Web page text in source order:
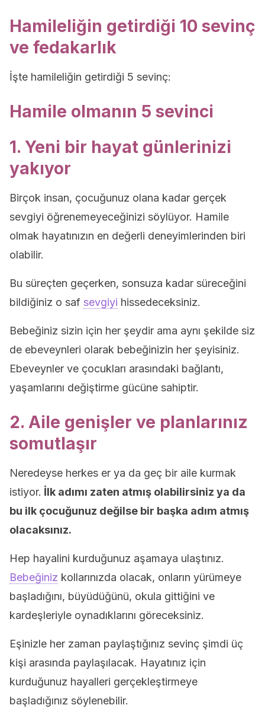
Hamileliğin getirdiği 10 sevinç
ve fedakarlık
İşte hamileliğin getirdiği 5 sevinç:
Hamile olmanın 5 sevinci
1. Yeni bir hayat günlerinizi
yakıyor
Birçok insan, çocuğunuz olana kadar gerçek
sevgiyi öğrenemeyeceğinizi söylüyor. Hamile
olmak hayatınızın en değerli deneyimlerinden biri
olabilir.
Bu süreçten geçerken, sonsuza kadar süreceğini
bildiğiniz o saf sevgiyi hissedeceksiniz.
Bebeğiniz sizin için her şeydir ama aynı şekilde siz
de ebeveynleri olarak bebeğinizin her şeyisiniz.
Ebeveynler ve çocukları arasındaki bağlantı,
yaşamlarını değiştirme gücüne sahiptir.
2. Aile genişler ve planlarınız
somutlaşır
Neredeyse herkes er ya da geç bir aile kurmak
istiyor. İlk adımı zaten atmış olabilirsiniz ya da
bu ilk çocuğunuz değilse bir başka adım atmış
olacaksınız.
Hep hayalini kurduğunuz aşamaya ulaştınız.
Bebeğiniz kollarınızda olacak, onların yürümeye
başladığını, büyüdüğünü, okula gittiğini ve
kardeşleriyle oynadıklarını göreceksiniz.
Eşinizle her zaman paylaştığınız sevinç şimdi üç
kişi arasında paylaşılacak. Hayatınız için
kurduğunuz hayalleri gerçekleştirmeye
başladığınız söylenebilir.